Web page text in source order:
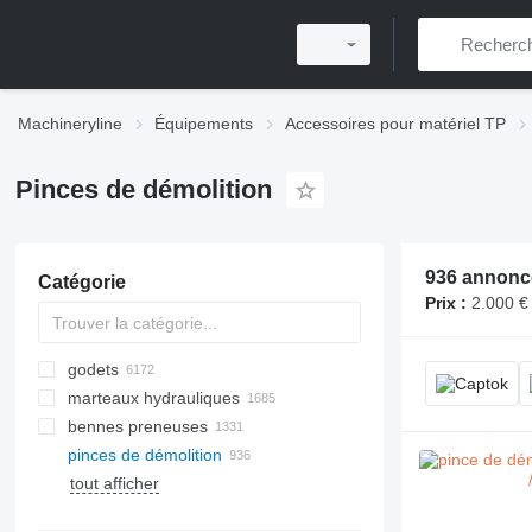
Machineryline Équipements Accessoires pour matériel TP
Pinces de démolition
Catégorie
godets
godets d'excavatrices
godets frontaux
godets de nivellement
godets cribleurs
marteaux hydrauliques
bennes preneuses
pinces de démolition
tarières
élingues de levage
moules de blocs de béton
tout afficher
936
Prix : 2.000